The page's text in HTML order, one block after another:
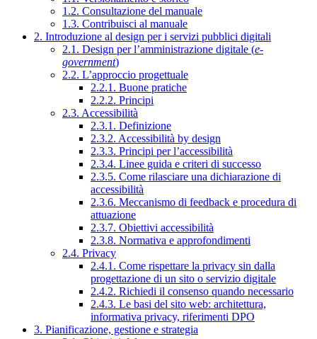
1.2. Consultazione del manuale
1.3. Contribuisci al manuale
2. Introduzione al design per i servizi pubblici digitali
2.1. Design per l’amministrazione digitale (e-
government)
2.2. L’approccio progettuale
2.2.1. Buone pratiche
2.2.2. Principi
2.3. Accessibilità
2.3.1. Definizione
2.3.2. Accessibilità by design
2.3.3. Principi per l’accessibilità
2.3.4. Linee guida e criteri di successo
2.3.5. Come rilasciare una dichiarazione di
accessibilità
2.3.6. Meccanismo di feedback e procedura di
attuazione
2.3.7. Obiettivi accessibilità
2.3.8. Normativa e approfondimenti
2.4. Privacy
2.4.1. Come rispettare la privacy sin dalla
progettazione di un sito o servizio digitale
2.4.2. Richiedi il consenso quando necessario
2.4.3. Le basi del sito web: architettura,
informativa privacy, riferimenti DPO
3. Pianificazione, gestione e strategia